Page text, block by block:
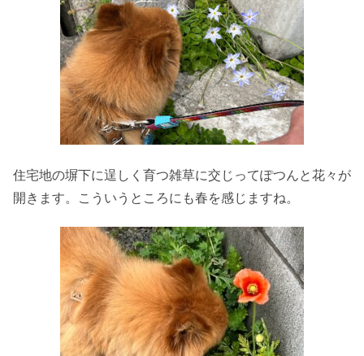
住宅地の塀下に逞しく育つ雑草に交じってぽつんと花々が
開きます。こういうところにも春を感じますね。